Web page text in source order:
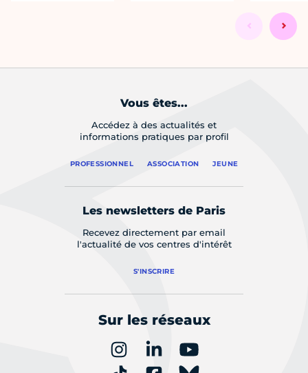
Vous êtes...
Accédez à des actualités et
informations pratiques par profil
PROFESSIONNEL ASSOCIATION JEUNE
Les newsletters de Paris
Recevez directement par email
l'actualité de vos centres d'intérêt
S'INSCRIRE
Sur les réseaux